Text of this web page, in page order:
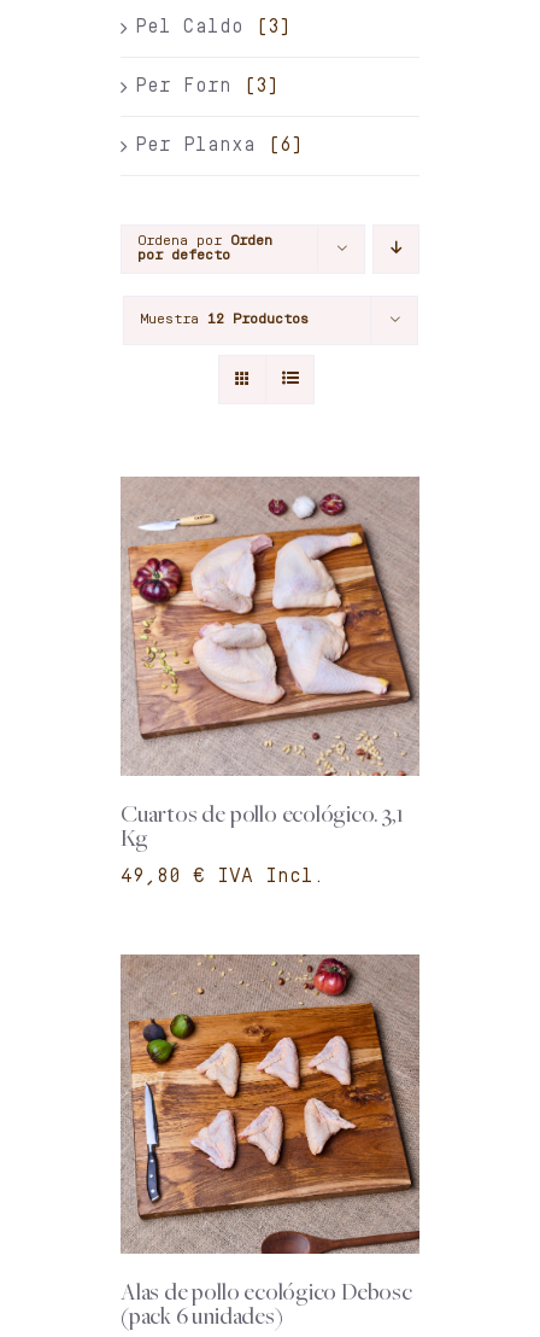
Pel Caldo (3)
Per Forn (3)
Per Planxa (6)
Ordena por Orden
por defecto
Muestra 12 Productos
Cuartos de pollo ecológico. 3,1
Kg
€
Alas de pollo ecológico Debosc
(pack 6 unidades)